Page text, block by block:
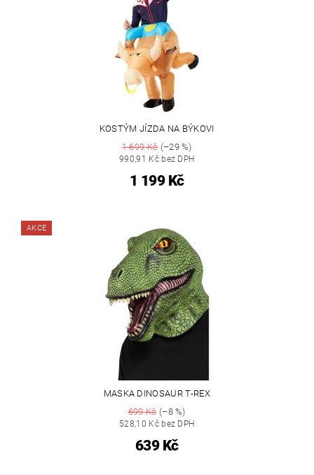
KOSTÝM JÍZDA NA BÝKOVI
1 699 Kč(–29 %)
990,91 Kč bez DPH
1 199 Kč
AKCE
MASKA DINOSAUR T-REX
699 Kč(–8 %)
528,10 Kč bez DPH
639 Kč